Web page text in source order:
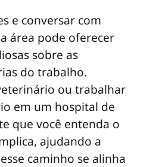
e conversar com
área pode oferecer
sobre as
do trabalho.
ou trabalhar
em um hospital de
que você entenda o
ajudando a
caminho se alinha